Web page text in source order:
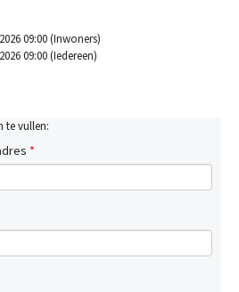
09:00 (Inwoners)
09:00 (Iedereen)
te vullen:
*